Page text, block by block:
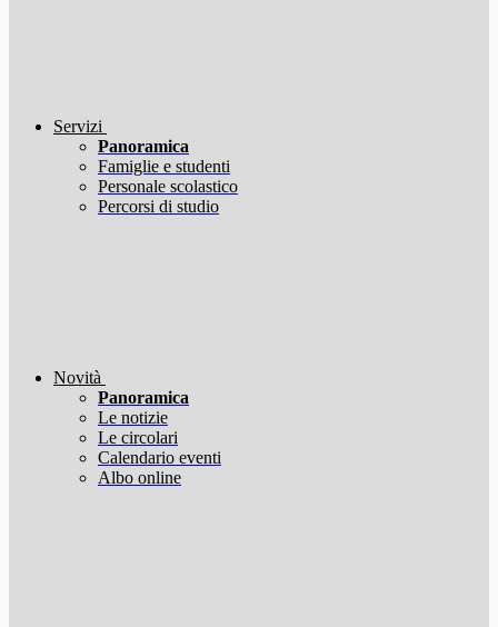
Servizi
Panoramica
Famiglie e studenti
Personale scolastico
Percorsi di studio
Novità
Panoramica
Le notizie
Le circolari
Calendario eventi
Albo online